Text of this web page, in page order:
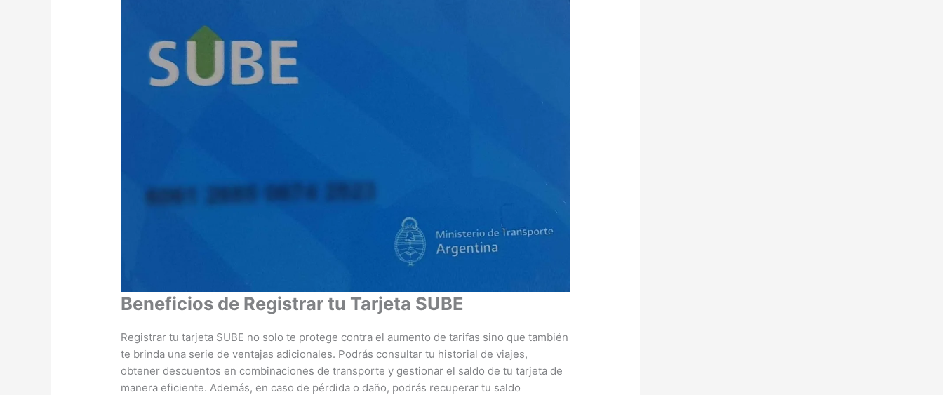
Beneficios de Registrar tu Tarjeta SUBE
Registrar tu tarjeta SUBE no solo te protege contra el aumento de tarifas sino que también
te brinda una serie de ventajas adicionales. Podrás consultar tu historial de viajes,
obtener descuentos en combinaciones de transporte y gestionar el saldo de tu tarjeta de
manera eficiente. Además, en caso de pérdida o daño, podrás recuperar tu saldo